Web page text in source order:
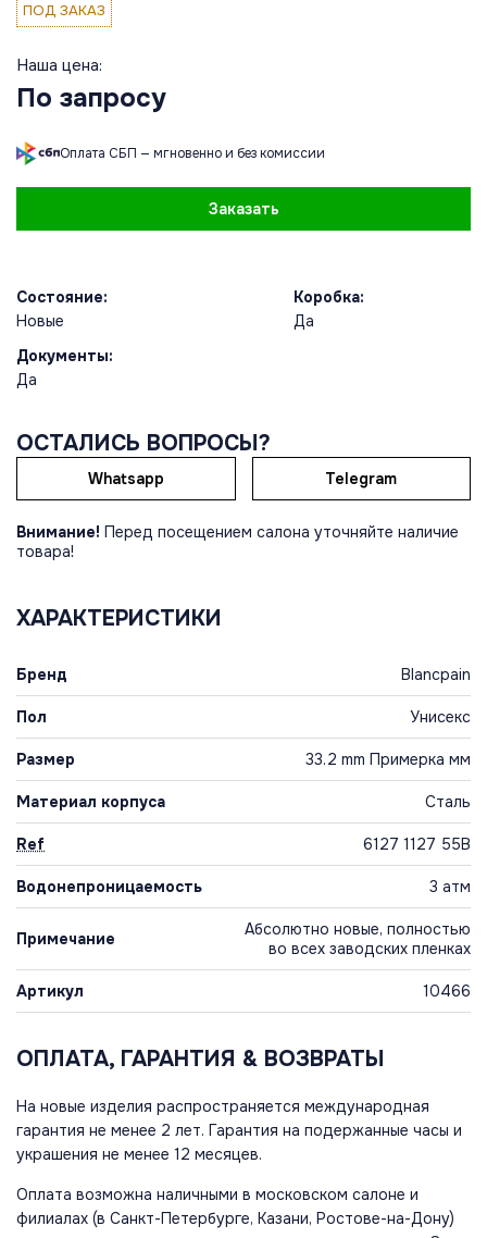
ПОД ЗАКАЗ
Наша цена:
По запросу
Оплата СБП — мгновенно и без комиссии
Заказать
Состояние:
Новые
Коробка:
Да
Документы:
Да
ОСТАЛИСЬ ВОПРОСЫ?
Whatsapp Telegram
Внимание! Перед посещением салона уточняйте наличие
товара!
ХАРАКТЕРИСТИКИ
Бренд Blancpain
Пол Унисекс
Размер 33.2 mm Примерка мм
Материал корпуса Сталь
Ref 6127 1127 55B
Водонепроницаемость 3 атм
Примечание
Абсолютно новые, полностью
во всех заводских пленках
Артикул 10466
ОПЛАТА, ГАРАНТИЯ & ВОЗВРАТЫ
На новые изделия распространяется международная
гарантия не менее 2 лет. Гарантия на подержанные часы и
украшения не менее 12 месяцев.
Оплата возможна наличными в московском салоне и
филиалах (в Санкт-Петербурге, Казани, Ростове-на-Дону)